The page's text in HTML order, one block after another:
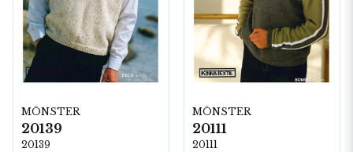
MÖNSTER
20139
20139
MÖNSTER
20111
20111